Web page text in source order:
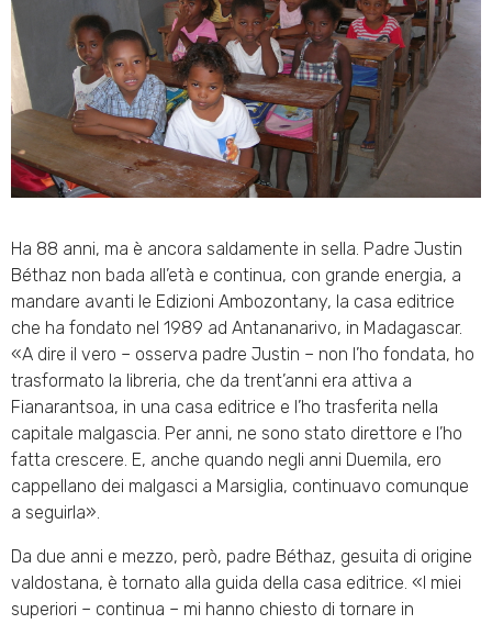
Ha 88 anni, ma è ancora saldamente in sella. Padre Justin
Béthaz non bada all’età e continua, con grande energia, a
mandare avanti le Edizioni Ambozontany, la casa editrice
che ha fondato nel 1989 ad Antananarivo, in Madagascar.
«A dire il vero – osserva padre Justin – non l’ho fondata, ho
trasformato la libreria, che da trent’anni era attiva a
Fianarantsoa, in una casa editrice e l’ho trasferita nella
capitale malgascia. Per anni, ne sono stato direttore e l’ho
fatta crescere. E, anche quando negli anni Duemila, ero
cappellano dei malgasci a Marsiglia, continuavo comunque
a seguirla».
Da due anni e mezzo, però, padre Béthaz, gesuita di origine
valdostana, è tornato alla guida della casa editrice. «I miei
superiori – continua – mi hanno chiesto di tornare in